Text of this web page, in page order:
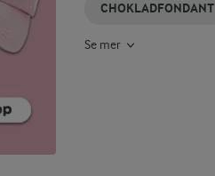
CHOKLADFONDANT
Se mer